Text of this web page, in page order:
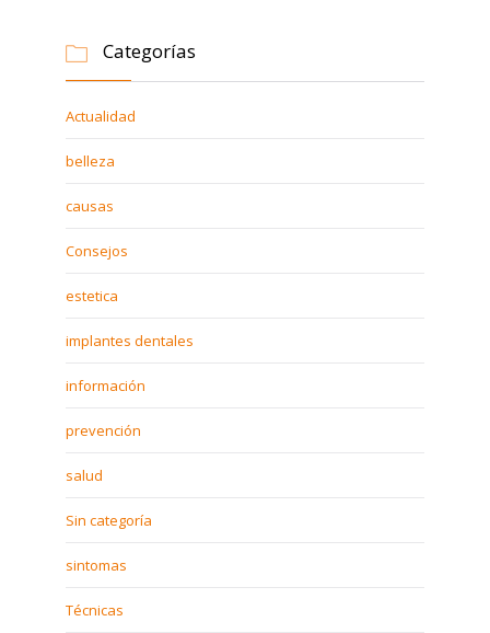
 Categorías
Actualidad
belleza
causas
Consejos
estetica
implantes dentales
información
prevención
salud
Sin categoría
sintomas
Técnicas